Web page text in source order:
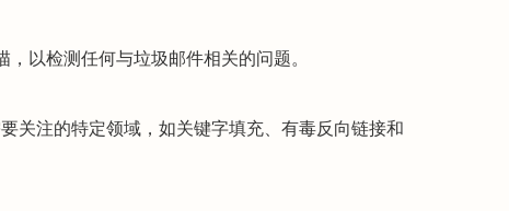
以检测任何与垃圾邮件相关的问题。
关注的特定领域，如关键字填充、有毒反向链接和